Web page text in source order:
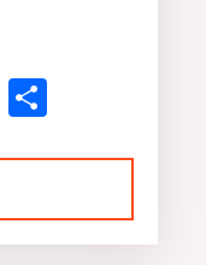
LinkedIn